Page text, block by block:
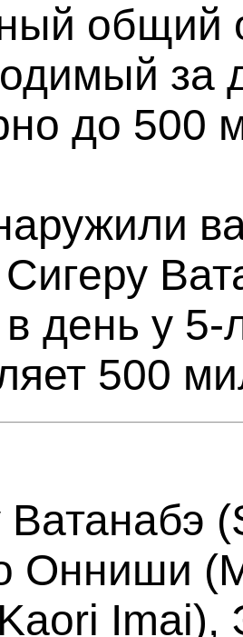
за
до 500
Сигеру
день у 5-
500
Ватанабэ
Онниши
Imai),